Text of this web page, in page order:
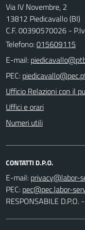
Via IV Novembre, 2
13812 Piedicavallo (BI)
C.F. 00390570026 -
Telefono:015609115
E-mail:
PEC:
Ufficio Relazioni con il
Uffici e orari
Numeri utili
CONTATTI D.P.O.
E-mail:
PEC:
RESPONSABILE D.P.O.